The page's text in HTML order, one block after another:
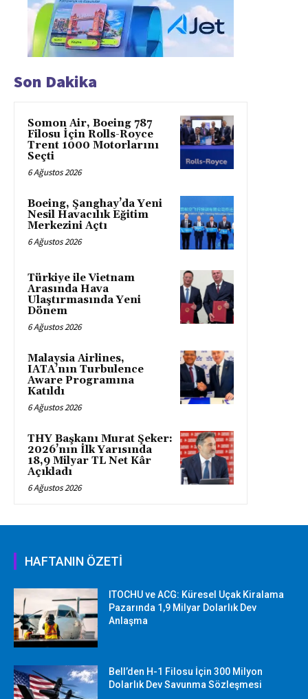
Son Dakika
Somon Air, Boeing 787
Filosu İçin Rolls-Royce
Trent 1000 Motorlarını
Seçti
6 Ağustos 2026
Boeing, Şanghay’da Yeni
Nesil Havacılık Eğitim
Merkezini Açtı
6 Ağustos 2026
Türkiye ile Vietnam
Arasında Hava
Ulaştırmasında Yeni
Dönem
6 Ağustos 2026
Malaysia Airlines,
IATA’nın Turbulence
Aware Programına
Katıldı
6 Ağustos 2026
THY Başkanı Murat Şeker:
2026’nın İlk Yarısında
18,9 Milyar TL Net Kâr
Açıkladı
6 Ağustos 2026
HAFTANIN ÖZETİ
ITOCHU ve ACG: Küresel Uçak Kiralama
Pazarında 1,9 Milyar Dolarlık Dev
Anlaşma
Bell’den H-1 Filosu İçin 300 Milyon
Dolarlık Dev Savunma Sözleşmesi